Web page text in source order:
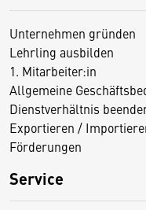
Unternehmen gründen
Lehrling ausbilden
1. Mitarbeiter:in
Allgemeine
Dienstverhältnis
Exportieren /
Förderungen
Service